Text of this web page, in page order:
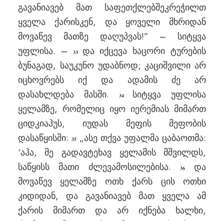
გავანიავებ მათ საფეთქლებშეკრეჭილთ
ყველა ქარისკენ, და ყოველი მხრიდან
მოვაწევ მათზე დაღუპვას!” – სიტყვა
უფლისა. –
33
და იქცევა ხაცორი ტურების
ბუნაგად, საუკუნო უდაბნოდ; კაციშვილი არ
იცხოვრებს იქ და ადამის ძე არ
დასახლდება მასში.
34 სიტყვა უფლისა
ყელამზე, რომელიც იყო იერემიას მიმართ
ციდკიაჰუს, იუდას მეფის მეფობის
დასაწყისში: 35„ასე თქვა უფალმა ცაბაოთმა:
‘აჰა, მე გადავტეხავ ყელამის მშვილდს,
საწყისს მათი ძლევამოსილებისა.
36და
მოვაწევ ყელამზე ოთხ ქარს ცის ოთხი
კიდიდან, და გავანიავებ მათ ყველა ამ
ქარის მიმართ და არ იქნება ხალხი,